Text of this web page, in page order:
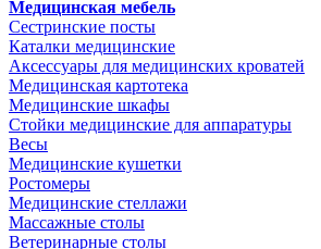
Медицинская мебель
Сестринские посты
Каталки медицинские
Аксессуары для медицинских кроватей
Медицинская картотека
Медицинские шкафы
Стойки медицинские для аппаратуры
Весы
Медицинские кушетки
Ростомеры
Медицинские стеллажи
Массажные столы
Ветеринарные столы